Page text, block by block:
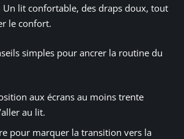
Un lit confortable, des draps doux, tout
le confort.
simples pour ancrer la routine du
aux écrans au moins trente
au lit.
pour marquer la transition vers la